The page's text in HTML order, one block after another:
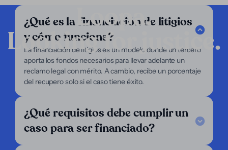
¿Qué es la financiación de litigios
y cómo funciona?
La financiación de litigios es un modelo donde un tercero
aporta los fondos necesarios para llevar adelante un
reclamo legal con mérito. A cambio, recibe un porcentaje
del recupero solo si el caso tiene éxito.
¿Qué requisitos debe cumplir un
caso para ser financiado?
Loopa.
Looking for justice.
Compañía
Servicios
Enfoque
Nosotros
Demandantes
Soporte